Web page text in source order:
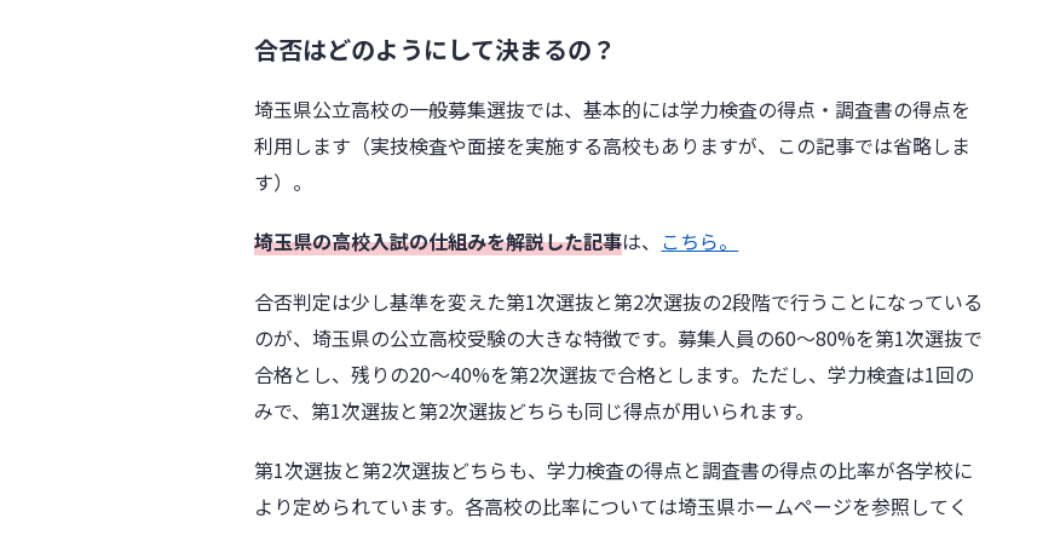
合否はどのようにして決まるの？
埼玉県公立高校の一般募集選抜では、基本的には学力検査の得点・調査書の得点を
利用します（実技検査や面接を実施する高校もありますが、この記事では省略しま
す）。
埼玉県の高校入試の仕組みを解説した記事は、 こちら。
合否判定は少し基準を変えた第1次選抜と第2次選抜の2段階で行うことになっている
のが、埼玉県の公立高校受験の大きな特徴です。募集人員の60〜80%を第1次選抜で
合格とし、残りの20〜40%を第2次選抜で合格とします。ただし、学力検査は1回の
みで、第1次選抜と第2次選抜どちらも同じ得点が用いられます。
第1次選抜と第2次選抜どちらも、学力検査の得点と調査書の得点の比率が各学校に
より定められています。各高校の比率については埼玉県ホームページを参照してく